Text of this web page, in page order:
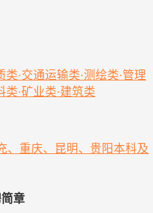
·交通运输类·测绘类·管理
类·矿业类·建筑类
、重庆、昆明、贵阳本科及
章